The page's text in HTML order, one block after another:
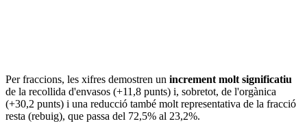
Per fraccions, les xifres demostren un increment molt significatiu
de la recollida d'envasos (+11,8 punts) i, sobretot, de l'orgànica
(+30,2 punts) i una reducció també molt representativa de la fracció
resta (rebuig), que passa del 72,5% al 23,2%.